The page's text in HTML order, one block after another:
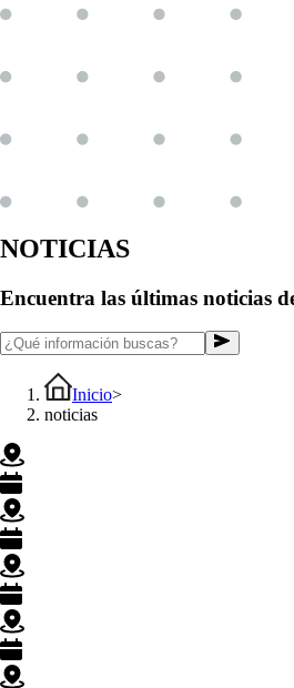
NOTICIAS
Encuentra las últimas noticias
Inicio>
noticias